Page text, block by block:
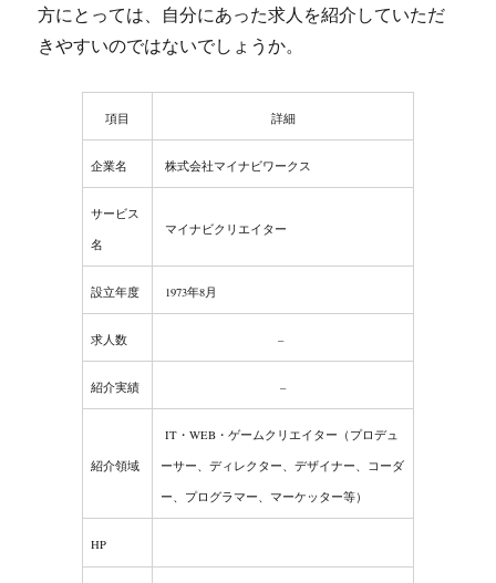
方にとっては、自分にあった求人を紹介していただ
きやすいのではないでしょうか。
項目 詳細
企業名 株式会社マイナビワークス
サービス
名
マイナビクリエイター
設立年度 1973年8月
求人数 –
紹介実績 –
紹介領域
IT・WEB・ゲームクリエイター（プロデュ
ーサー、ディレクター、デザイナー、コーダ
ー、プログラマー、マーケッター等）
HP